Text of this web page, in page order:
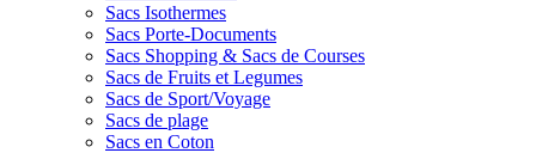
Sacs Isothermes
Sacs Porte-Documents
Sacs Shopping & Sacs de Courses
Sacs de Fruits et Legumes
Sacs de Sport/Voyage
Sacs de plage
Sacs en Coton